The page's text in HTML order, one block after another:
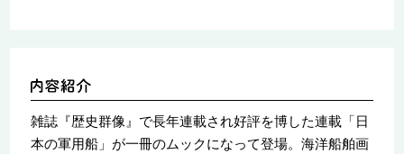
雑誌『歴史群像』で長年連載され好評を博した連載「日
本の軍用船」が一冊のムックになって登場。海洋船舶画